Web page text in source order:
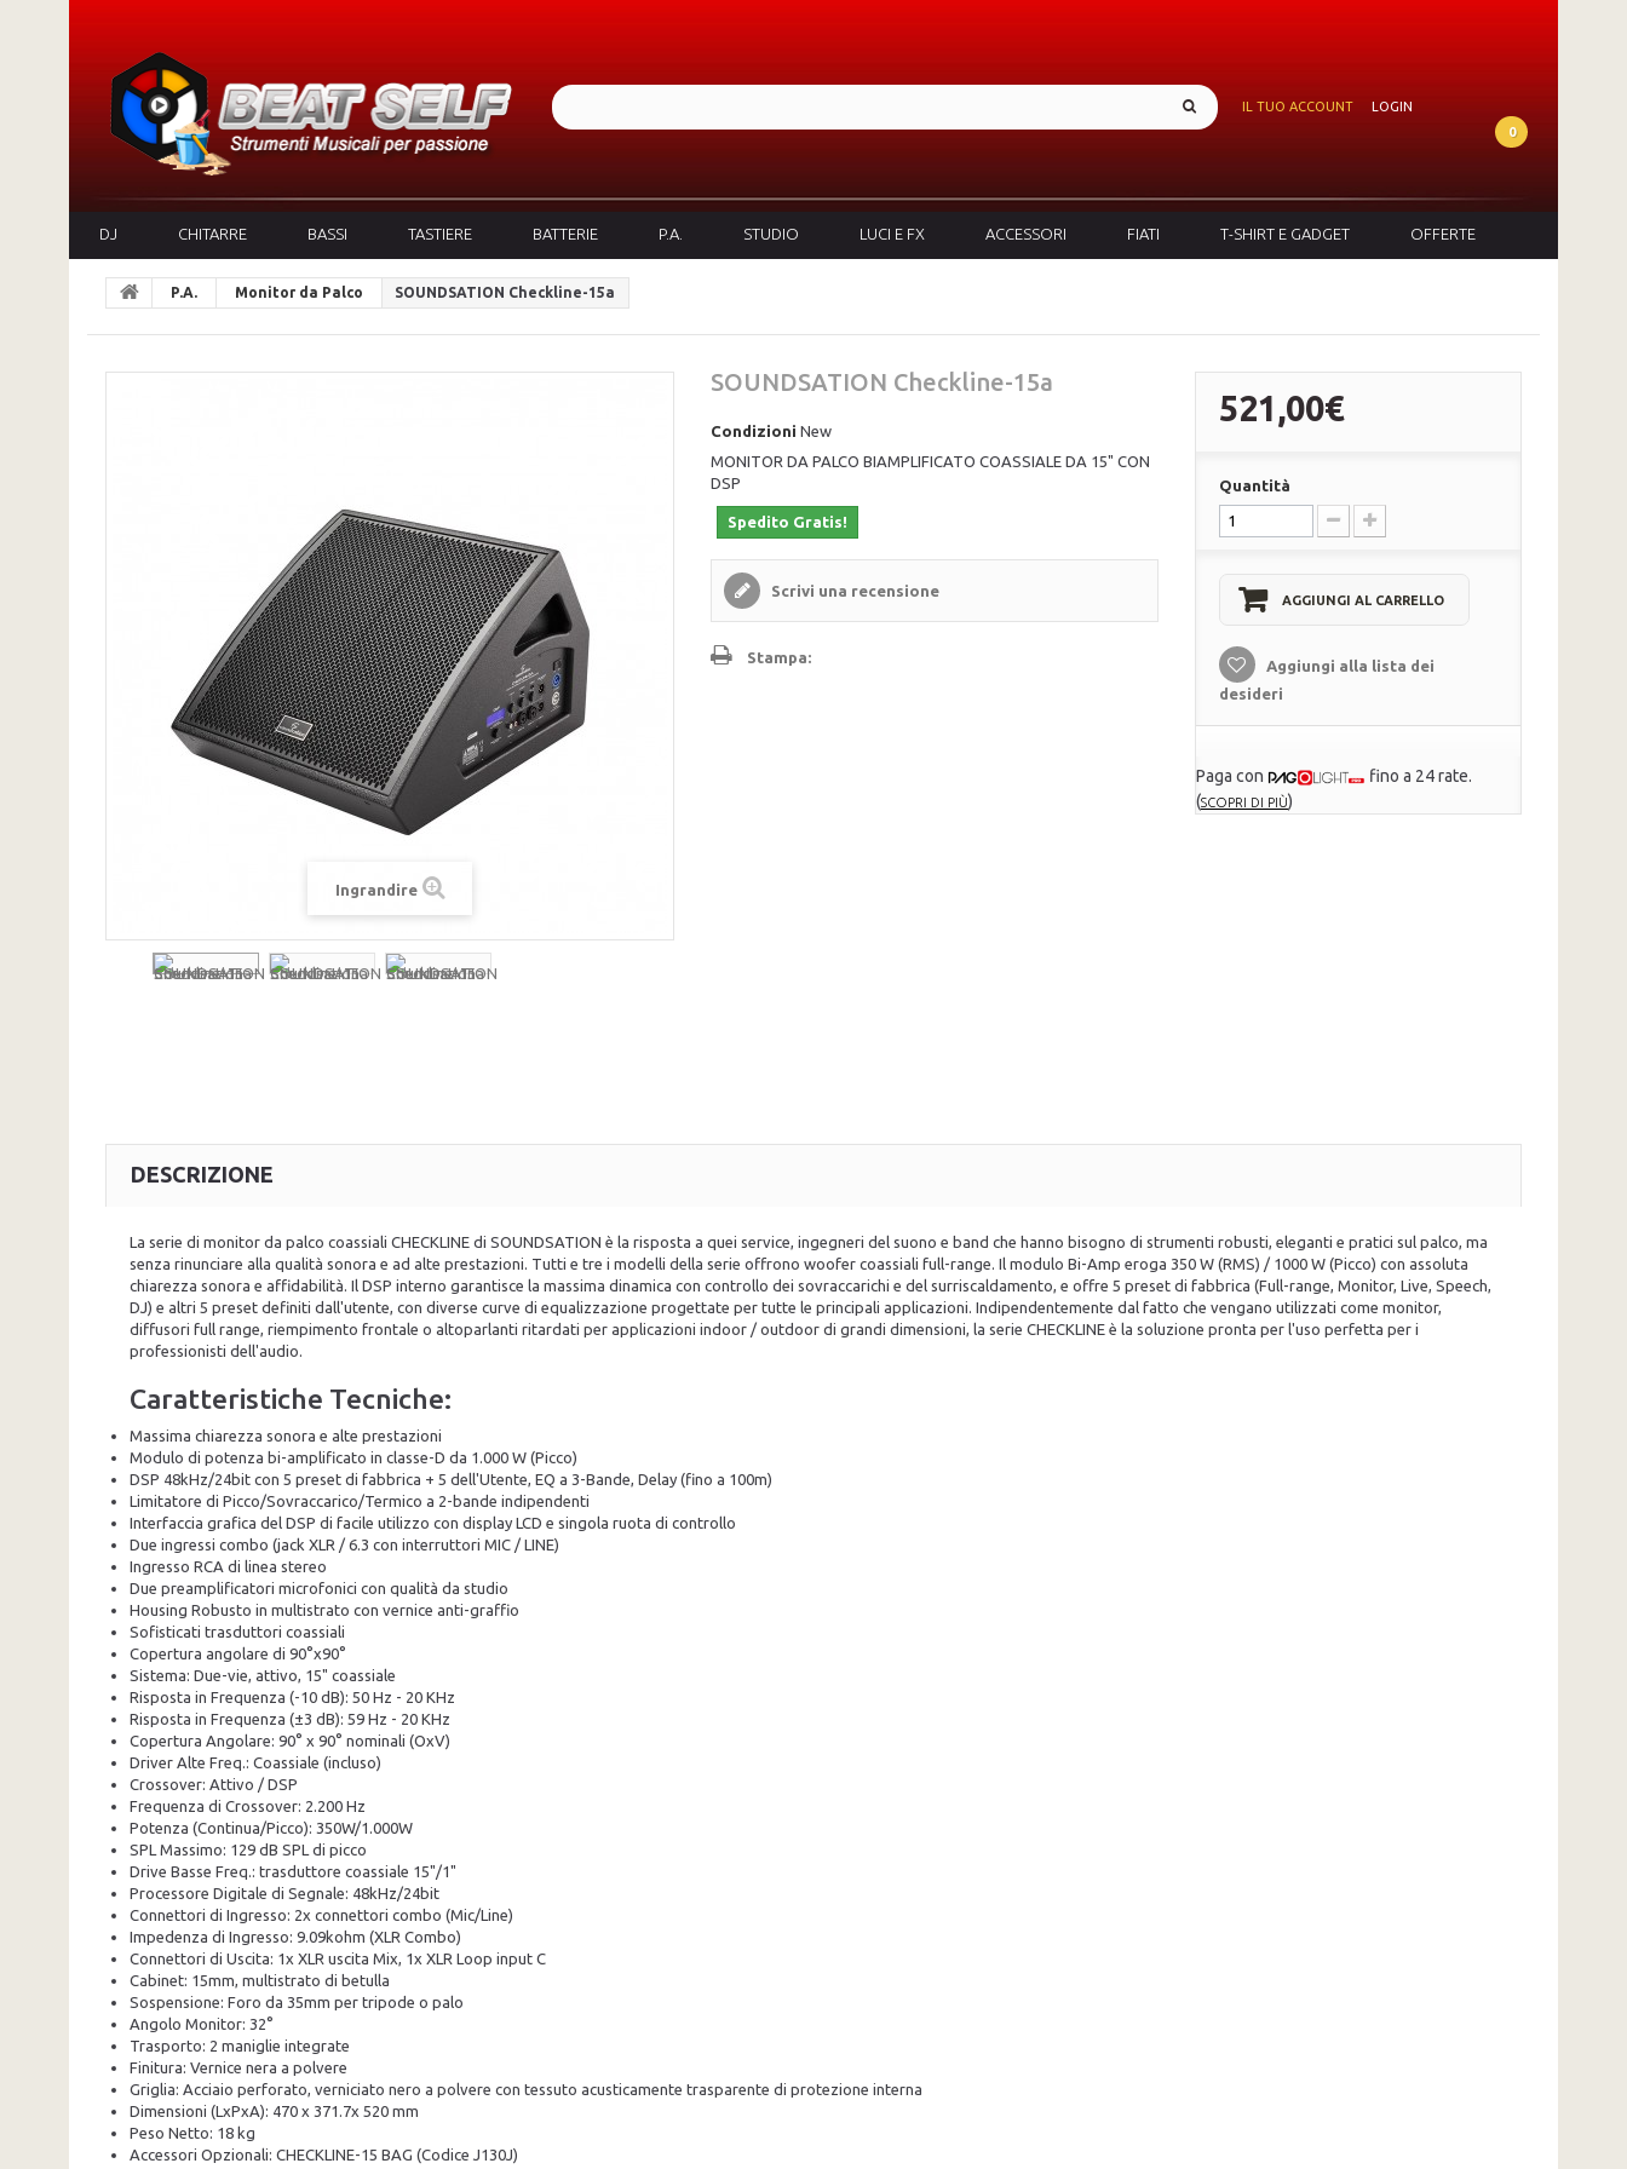
IL TUO ACCOUNT
LOGIN
0
DJ CHITARRE BASSI TASTIERE BATTERIE P.A. STUDIO LUCI E FX ACCESSORI FIATI T-SHIRT E GADGET OFFERTE
P.A. Monitor da Palco SOUNDSATION Checkline-15a
Ingrandire
SOUNDSATION Checkline-15a
Condizioni New
MONITOR DA PALCO BIAMPLIFICATO COASSIALE DA 15" CON
DSP
Spedito Gratis!
Scrivi una recensione
Stampa:
521,00€
Quantità
AGGIUNGI AL CARRELLO
Aggiungi alla lista dei
desideri
Paga con
fino a 24 rate.
(SCOPRI DI PIÙ)
DESCRIZIONE
La serie di monitor da palco coassiali CHECKLINE di SOUNDSATION è la risposta a quei service, ingegneri del suono e band che hanno bisogno di strumenti robusti, eleganti e pratici sul palco, ma
senza rinunciare alla qualità sonora e ad alte prestazioni. Tutti e tre i modelli della serie offrono woofer coassiali full-range. Il modulo Bi-Amp eroga 350 W (RMS) / 1000 W (Picco) con assoluta
chiarezza sonora e affidabilità. Il DSP interno garantisce la massima dinamica con controllo dei sovraccarichi e del surriscaldamento, e offre 5 preset di fabbrica (Full-range, Monitor, Live, Speech,
DJ) e altri 5 preset definiti dall'utente, con diverse curve di equalizzazione progettate per tutte le principali applicazioni. Indipendentemente dal fatto che vengano utilizzati come monitor,
diffusori full range, riempimento frontale o altoparlanti ritardati per applicazioni indoor / outdoor di grandi dimensioni, la serie CHECKLINE è la soluzione pronta per l'uso perfetta per i
professionisti dell'audio.
Caratteristiche Tecniche:
Massima chiarezza sonora e alte prestazioni
Modulo di potenza bi-amplificato in classe-D da 1.000 W (Picco)
DSP 48kHz/24bit con 5 preset di fabbrica + 5 dell'Utente, EQ a 3-Bande, Delay (fino a 100m)
Limitatore di Picco/Sovraccarico/Termico a 2-bande indipendenti
Interfaccia grafica del DSP di facile utilizzo con display LCD e singola ruota di controllo
Due ingressi combo (jack XLR / 6.3 con interruttori MIC / LINE)
Ingresso RCA di linea stereo
Due preamplificatori microfonici con qualità da studio
Housing Robusto in multistrato con vernice anti-graffio
Sofisticati trasduttori coassiali
Copertura angolare di 90°x90°
Sistema: Due-vie, attivo, 15" coassiale
Risposta in Frequenza (-10 dB): 50 Hz - 20 KHz
Risposta in Frequenza (±3 dB): 59 Hz - 20 KHz
Copertura Angolare: 90° x 90° nominali (OxV)
Driver Alte Freq.: Coassiale (incluso)
Crossover: Attivo / DSP
Frequenza di Crossover: 2.200 Hz
Potenza (Continua/Picco): 350W/1.000W
SPL Massimo: 129 dB SPL di picco
Drive Basse Freq.: trasduttore coassiale 15"/1"
Processore Digitale di Segnale: 48kHz/24bit
Connettori di Ingresso: 2x connettori combo (Mic/Line)
Impedenza di Ingresso: 9.09kohm (XLR Combo)
Connettori di Uscita: 1x XLR uscita Mix, 1x XLR Loop input C
Cabinet: 15mm, multistrato di betulla
Sospensione: Foro da 35mm per tripode o palo
Angolo Monitor: 32°
Trasporto: 2 maniglie integrate
Finitura: Vernice nera a polvere
Griglia: Acciaio perforato, verniciato nero a polvere con tessuto acusticamente trasparente di protezione interna
Dimensioni (LxPxA): 470 x 371.7x 520 mm
Peso Netto: 18 kg
Accessori Opzionali: CHECKLINE-15 BAG (Codice J130J)